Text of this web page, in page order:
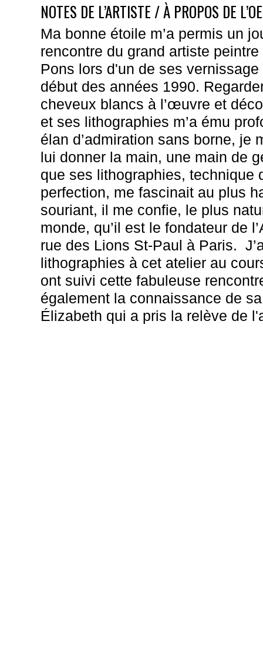
NOTES DE L’ARTISTE / À PROPOS DE
Ma bonne étoile m’a permis un
rencontre du grand artiste
Pons lors d'un de ses
début des années 1990.
cheveux blancs à l’œuvre et
et ses lithographies m’a ému
élan d’admiration sans borne, je
lui donner la main, une main de
que ses lithographies, technique
perfection, me fascinait au plus
souriant, il me confie, le plus
monde, qu’il est le fondateur de
rue des Lions St-Paul à Paris.
lithographies à cet atelier au
ont suivi cette fabuleuse
également la connaissance de
Élizabeth qui a pris la relève de